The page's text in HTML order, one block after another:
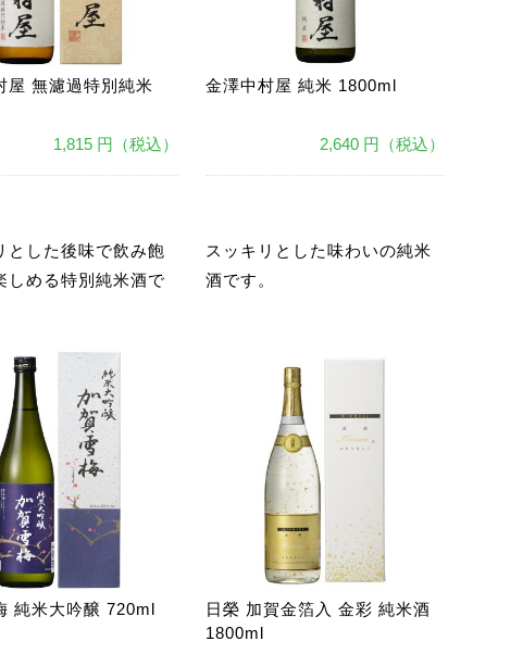
屋 無濾過特別純米
1,815 円（税込）
とした後味で飲み飽
しめる特別純米酒で
金澤中村屋 純米 1800ml
2,640 円（税込）
スッキリとした味わいの純米
酒です。
純米大吟醸 720ml
日榮 加賀金箔入 金彩 純米酒
1800ml